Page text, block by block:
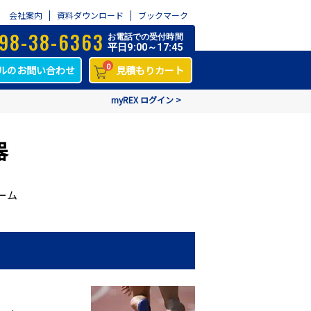
会社案内 資料ダウンロード ブックマーク
38-6363 お電話での受付時間
平日9:00～17:45
のお問い合わせ 0 見積もりカート
myREX ログイン >
ム